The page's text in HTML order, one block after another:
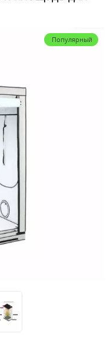
Популярный